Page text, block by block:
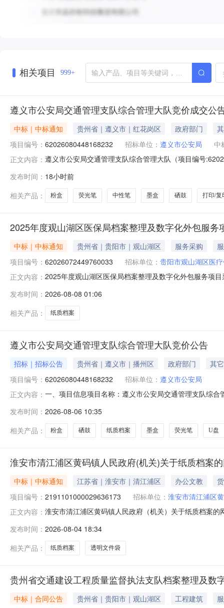
相关项目 999+
遵义市公安局交通管理支队综合管理大队竞价成交公
中标｜中标通知 贵州省｜遵义市｜红花岗区 政府部门
项目编号： 62026080448168232 招标单位： 遵义市公安局
中
正文内容： 遵义市公安局交通管理支队综合管理大队（项目编号
08-0609:54-2026-08-0718:00二、采购单位信息采购单
发布时间： 18小时前
相关产品：
粉盒 荧光笔 中性笔 墨盒 硒鼓 打印/复
2025年度观山湖区医保局档案整理及数字化外包服务
中标｜中标通知 贵州省｜贵阳市｜观山湖区 服务采购
项目编号： 62026072449760033 招标单位： 贵阳市观山湖区医
正文内容： 2025年度观山湖区医保局档案整理及数字化外包服务项
区划名称：观山湖区报价起止时间：2026-07-2411:05-
发布时间： 2026-08-08 01:06
相关产品：
纸质档案
遵义市公安局交通管理支队综合管理大队竞价公告
招标｜招标公告 贵州省｜遵义市｜播州区 政府部门
其它
项目编号： 62026080448168232 招标单位： 遵义市公安局
正文内容： 一、项目信息项目名称：遵义市公安局交通管理支队综
中性笔;采购人需求描述:-;次要参数要求:直液式走珠笔:
发布时间： 2026-08-06 10:35
相关产品：
粉盒 硒鼓 纸质档案 墨盒 荧光笔 U盘
淮安市清江浦区黄码镇人民政府(机关)关于纸质档案
中标｜中标通知 江苏省｜淮安市｜清江浦区 办公文教
项目编号： 2191101000029636173 招标单位： 淮安市清江浦区
正文内容： 淮安市清江浦区黄码镇人民政府（机关）关于纸质档案
购计划信息：项目所在行政区划编码:320812项目所在行
发布时间： 2026-08-04 18:34
相关产品：
纸质档案 透明文件袋
贵州省交通建设工程质量监督执法支队档案整理及数
中标｜合同公告 贵州省｜贵阳市｜观山湖区 工程建筑